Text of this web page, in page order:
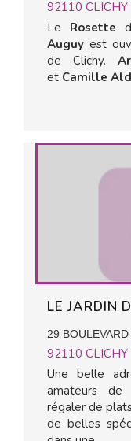
92110 CLICHY
Le Rosette
Auguy est
de Clichy.
et Camille
LE JARDIN
29
92110 CLICHY
Une belle
amateurs de
régaler de
de belles